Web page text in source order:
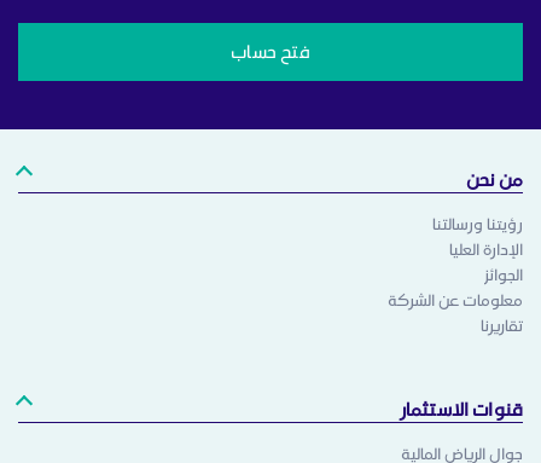
فتح حساب
من نحن
رؤيتنا ورسالتنا
الإدارة العليا
الجوائز
معلومات عن الشركة
تقاريرنا
قنوات الاستثمار
جوال الرياض المالية